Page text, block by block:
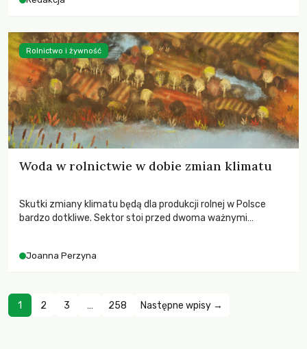
Woda w rolnictwie w dobie zmian klimatu
Skutki zmiany klimatu będą dla produkcji rolnej w Polsce
bardzo dotkliwe. Sektor stoi przed dwoma ważnymi
zachodzących zmian klimatycznych. Wymagać to będzie
Joanna Perzyna
Rolnictwo i żywność
1 2 3 … 258 Następne wpisy →